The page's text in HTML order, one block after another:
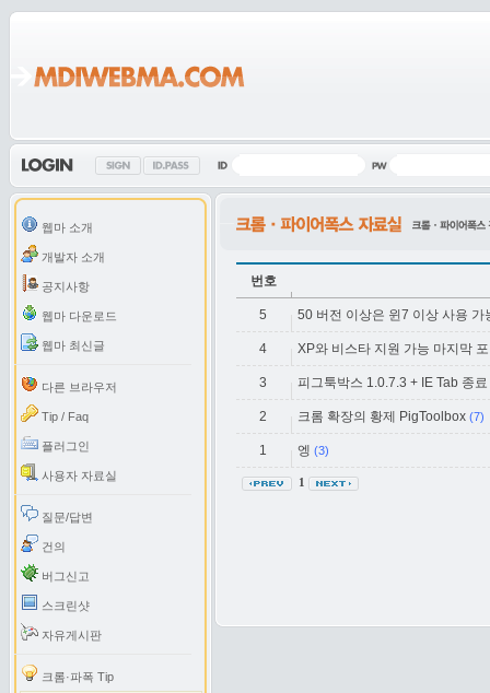
웹마 소개
개발자 소개
공지사항
웹마 다운로드
웹마 최신글
다른 브라우저
Tip / Faq
플러그인
사용자 자료실
질문/답변
건의
버그신고
스크린샷
자유게시판
크롬·파폭 Tip
번호
5 50 버전 이상은 윈7 이상 사용 가
4 XP와 비스타 지원 가능 마지막
3 피그툭박스 1.0.7.3 + IE Tab 종료
2 크롬 확장의 황제 PigToolbox (7)
1 엥 (3)
1